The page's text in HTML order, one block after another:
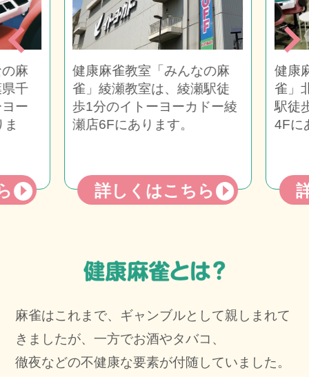
麻
千
ー
健康麻雀教室「みんなの麻
雀」綾瀬教室は、綾瀬駅徒
歩1分のイトーヨーカドー綾
瀬店6Fにあります。
詳しくはこちら
健康
雀」
駅徒
4Fに
麻雀はこれまで、ギャンブルとして親しまれて
きましたが、一方でお酒やタバコ、
徹夜などの不健康な要素が付随していました。